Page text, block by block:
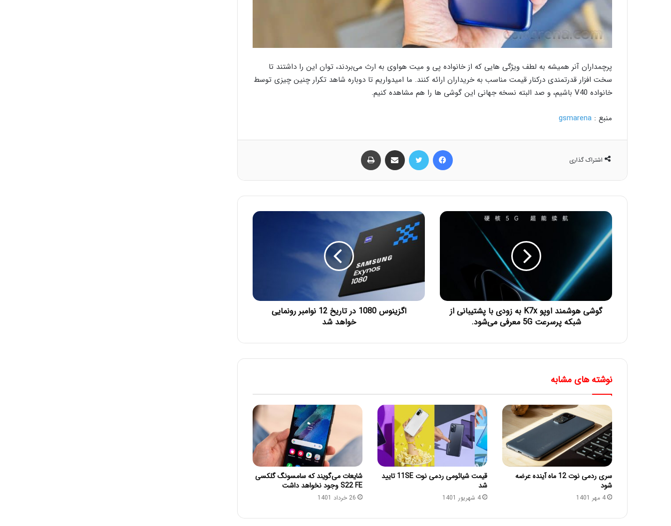
پرچمداران آنر همیشه به لطف ویژگی هایی که از خانواده پی و میت هواوی به ارث می‌بردند، توان این را داشتند تا
سخت افزار قدرتمندی درکنار قیمت مناسب به خریداران ارائه کنند. ما امیدواریم تا دوباره شاهد تکرار چنین چیزی توسط
خانواده V40 باشیم، و صد البته نسخه جهانی این گوشی ها را هم مشاهده کنیم.
منبع : gsmarena
اشتراک گذاری
گوشی هوشمند اوپو K7x به زودی با پشتیبانی از
شبکه پرسرعت 5G معرفی می‌شود.
اگزینوس 1080 در تاریخ 12 نوامبر رونمایی
خواهد شد
نوشته های مشابه
سری ردمی نوت 12 ماه آینده عرضه
شود
4 مهر 1401
قیمت شیائومی ردمی نوت 11SE تایید
شد
4 شهریور 1401
شایعات می‌گویند که سامسونگ گلکسی
S22 FE وجود نخواهد داشت
26 خرداد 1401